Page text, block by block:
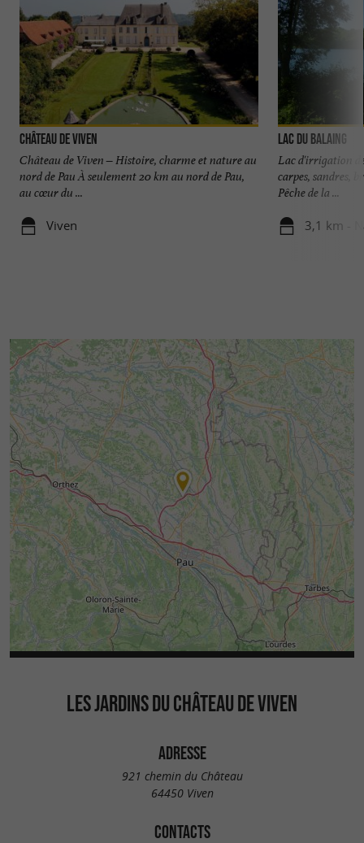
Château de Viven
Château de Viven – Histoire, charme et nature au
nord de Pau À seulement 20 km au nord de Pau,
au cœur du ...
Viven
Lac du Balaing
Lac d'irrigation
carpes, sandres,
Pêche de la ...
3,1 km -
LES JARDINS DU CHÂTEAU DE VIVEN
ADRESSE
921 chemin du Château
64450 Viven
CONTACTS